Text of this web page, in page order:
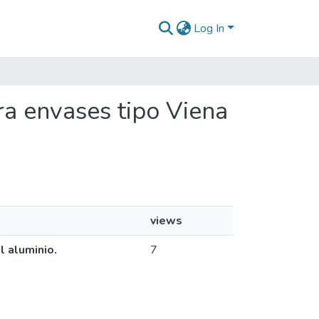
Log In
envases tipo Viena
views
aluminio.
7